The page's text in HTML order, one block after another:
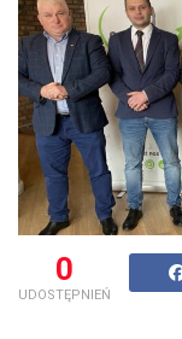
0
UDOSTĘPNIEŃ